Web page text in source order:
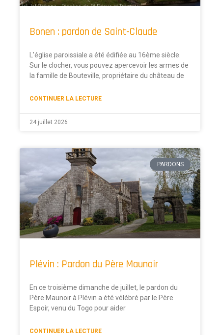
Bonen : pardon de Saint-Claude
L’église paroissiale a été édifiée au 16ème siècle.
Sur le clocher, vous pouvez apercevoir les armes de
la famille de Bouteville, propriétaire du château de
CONTINUER LA LECTURE
24 juillet 2026
PARDONS
Plévin : Pardon du Père Maunoir
En ce troisième dimanche de juillet, le pardon du
Père Maunoir à Plévin a été vélébré par le Père
Espoir, venu du Togo pour aider
CONTINUER LA LECTURE